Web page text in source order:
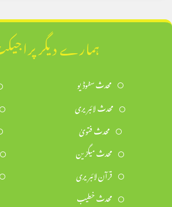
ہمارے دیگر
محدث سٹوڈیو
محدث لائبریری
محدث فتویٰ
محدث میگزین
قرآن لائبریری
محدث خطیب